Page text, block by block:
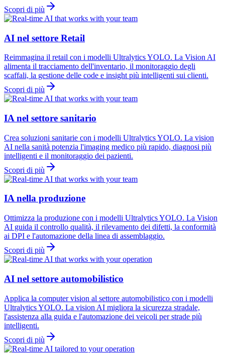
Scopri di più
AI nel settore Retail
Reimmagina il retail con i modelli Ultralytics YOLO. La Vision AI
alimenta il tracciamento dell'inventario, il monitoraggio degli
scaffali, la gestione delle code e insight più intelligenti sui clienti.
Scopri di più
IA nel settore sanitario
Crea soluzioni sanitarie con i modelli Ultralytics YOLO. La vision
AI nella sanità potenzia l'imaging medico più rapido, diagnosi più
intelligenti e il monitoraggio dei pazienti.
Scopri di più
IA nella produzione
Ottimizza la produzione con i modelli Ultralytics YOLO. La Vision
AI guida il controllo qualità, il rilevamento dei difetti, la conformità
ai DPI e l'automazione della linea di assemblaggio.
Scopri di più
AI nel settore automobilistico
Applica la computer vision al settore automobilistico con i modelli
Ultralytics YOLO. La vision AI migliora la sicurezza stradale,
l'assistenza alla guida e l'automazione dei veicoli per strade più
intelligenti.
Scopri di più